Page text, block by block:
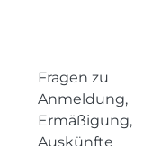
Fragen zu
Anmeldung,
Ermäßigung,
Auskünfte